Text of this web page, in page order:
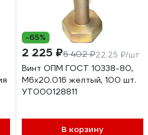
-65%
2 225 ₽6 402 ₽22.25 ₽/шт
Винт ОПМ ГОСТ 10338-80,
М6x20.016 желтый, 100 шт.
УТ000128811
В корзину